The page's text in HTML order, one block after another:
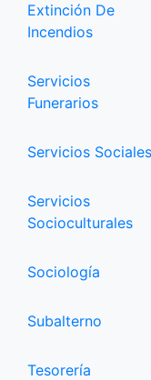
Extinción De
Incendios
Servicios
Funerarios
Servicios Sociales
Servicios
Socioculturales
Sociología
Subalterno
Tesorería